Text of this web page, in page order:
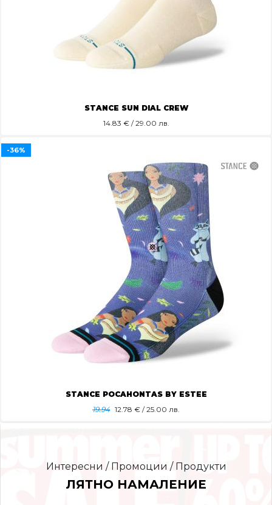
STANCE SUN DIAL CREW
14.83 € / 29.00 лв.
STANCE POCAHONTAS BY ESTEE
19.94 12.78 € / 25.00 лв.
-36%
Интересни / Промоции / Продукти
ЛЯТНО НАМАЛЕНИЕ